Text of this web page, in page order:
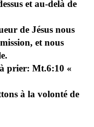
et au-delà de
de Jésus nous
et nous
à prier: Mt.6:10 «
à la volonté de